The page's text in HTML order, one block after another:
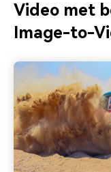
Video met
Image-to-